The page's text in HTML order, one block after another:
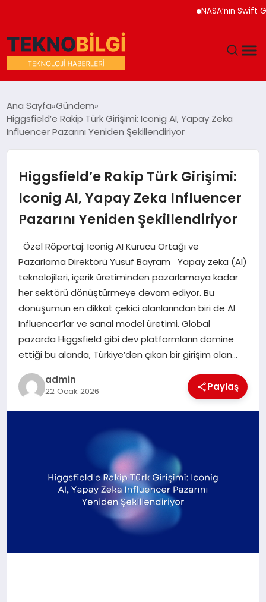
NASA’nın Swift
DÜNYA
EKONOMI
MAGAZIN
SAĞLIK
SIYASET
SPOR
TEKNOLOJI
YAŞAM
Ana Sayfa Gündem
Higgsfield’e Rakip Türk Girişimi: Iconig AI, Yapay Zeka
Influencer Pazarını Yeniden Şekillendiriyor
Higgsfield’e Rakip Türk Girişimi:
Iconig AI, Yapay Zeka Influencer
Pazarını Yeniden Şekillendiriyor
Özel Röportaj: Iconig AI Kurucu Ortağı ve
Pazarlama Direktörü Yusuf Bayram Yapay zeka (AI)
teknolojileri, içerik üretiminden pazarlamaya kadar
her sektörü dönüştürmeye devam ediyor. Bu
dönüşümün en dikkat çekici alanlarından biri de AI
Influencer’lar ve sanal model üretimi. Global
pazarda Higgsfield gibi dev platformların domine
ettiği bu alanda, Türkiye’den çıkan bir girişim olan…
admin
22 Ocak 2026 Paylaş